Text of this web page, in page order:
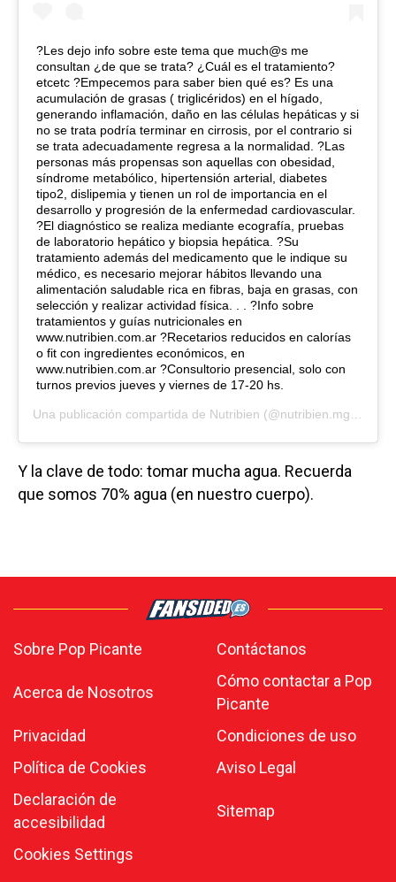
?Les dejo info sobre este tema que much@s me
consultan ¿de que se trata? ¿Cuál es el tratamiento?
etcetc ?️Empecemos para saber bien qué es? Es una
acumulación de grasas ( triglicéridos) en el hígado,
generando inflamación, daño en las células hepáticas y si
no se trata podría terminar en cirrosis, por el contrario si
se trata adecuadamente regresa a la normalidad. ?️Las
personas más propensas son aquellas con obesidad,
síndrome metabólico, hipertensión arterial, diabetes
tipo2, dislipemia y tienen un rol de importancia en el
desarrollo y progresión de la enfermedad cardiovascular.
?️El diagnóstico se realiza mediante ecografía, pruebas
de laboratorio hepático y biopsia hepática. ?️Su
tratamiento además del medicamento que le indique su
médico, es necesario mejorar hábitos llevando una
alimentación saludable rica en fibras, baja en grasas, con
selección y realizar actividad física. . . ?Info sobre
tratamientos y guías nutricionales en
www.nutribien.com.ar ?Recetarios reducidos en calorías
o fit con ingredientes económicos, en
www.nutribien.com.ar ?Consultorio presencial, solo con
turnos previos jueves y viernes de 17-20 hs.
Una publicación compartida de Nutribien (@nutribien.mg) el
Y la clave de todo: tomar mucha agua. Recuerda
que somos 70% agua (en nuestro cuerpo).
Sobre Pop Picante Contáctanos
Acerca de Nosotros
Cómo contactar a Pop
Picante
Privacidad
Condiciones de uso
Política de Cookies
Aviso Legal
Declaración de
accesibilidad
Sitemap
Cookies Settings